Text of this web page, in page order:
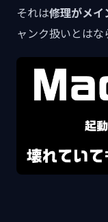
それは修理がメイ
ャンク扱いとはな